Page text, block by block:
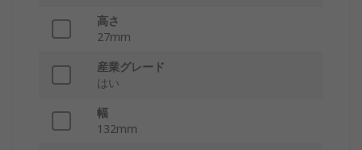
高さ
27mm
産業グレード
はい
幅
132mm